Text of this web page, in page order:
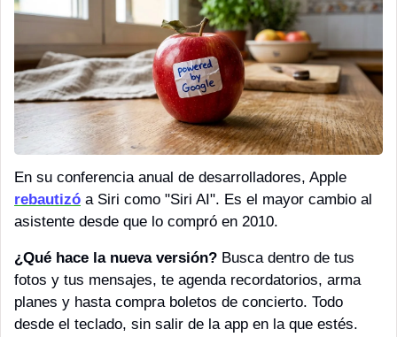
rebautizó a Siri como "Siri AI". Es el mayor cambio al
asistente desde que lo compró en 2010.
¿Qué hace la nueva versión? Busca dentro de tus
fotos y tus mensajes, te agenda recordatorios, arma
planes y hasta compra boletos de concierto. Todo
desde el teclado, sin salir de la app en la que estés.